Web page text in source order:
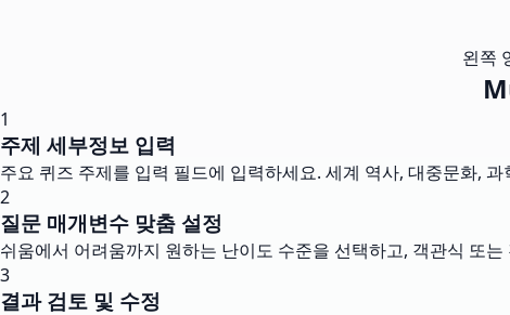
왼쪽
1
주제 세부정보 입력
주요 퀴즈 주제를 입력 필드에 입력하세요. 세계 역사, 대중문화,
2
질문 매개변수 맞춤 설정
쉬움에서 어려움까지 원하는 난이도 수준을 선택하고, 객관식 또
3
결과 검토 및 수정